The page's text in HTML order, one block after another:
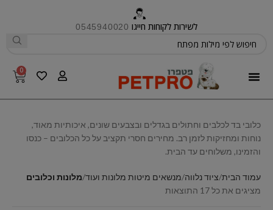
לשירות לקוחות חייגו 0545940020
0
כלובי בד לכלבים וחתולים בגדלים ובצבעים שונים, איכותיות מאוד,
נוחות ומחזיקות לזמן רב. מחירים חסרי תקציב על כל הכלובים – כנסו
והזמינו, משלוחים עד הבית.
עמוד הבית ציוד נלווה מנשאים מיטות מלונות ועוד מלונות וכלובים
מציגים את כל ⁦17⁩ התוצאות